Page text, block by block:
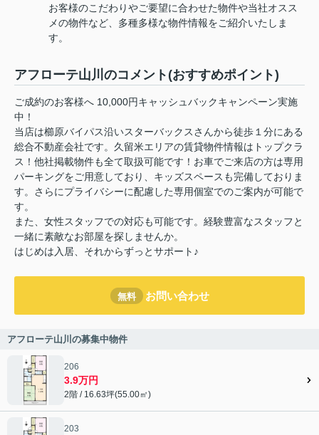
お客様のこだわりやご要望に合わせた物件や当社オスス
メの物件など、多種多様な物件情報をご紹介いたしま
す。
アフローテ山川のコメント(おすすめポイント)
ご成約のお客様へ 10,000円キャッシュバックキャンペーン実施
中！
当店は櫛原バイパス沿いスターバックスさんから徒歩１分にある
総合不動産会社です。久留米エリアの賃貸物件情報はトップクラ
ス！他社掲載物件も全て取扱可能です！お車でご来店の方は専用
パーキングをご用意しており、キッズスペースも完備しておりま
す。さらにプライバシーに配慮した専用個室でのご案内が可能で
す。
また、女性スタッフでの対応も可能です。経験豊富なスタッフと
一緒に素敵なお部屋を探しませんか。
はじめは入居、それからずっとサポート♪
無料 お問い合わせ
アフローテ山川の募集中物件
206
3.9万円
2階 / 16.63坪(55.00㎡)
203